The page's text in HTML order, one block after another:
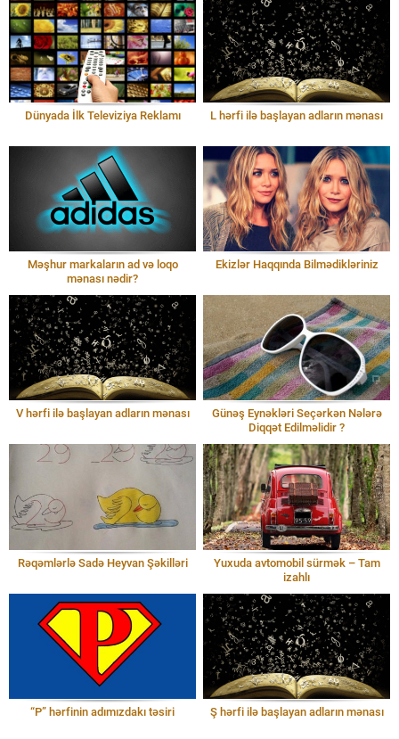
Dünyada İlk Televiziya Reklamı L hərfi ilə başlayan adların mənası
Məşhur markaların ad və loqo
mənası nədir?
Ekizlər Haqqında Bilmədikləriniz
V hərfi ilə başlayan adların mənası
Günəş Eynəkləri Seçərkən Nələrə
Diqqət Edilməlidir ?
Rəqəmlərlə Sadə Heyvan Şəkilləri
Yuxuda avtomobil sürmək – Tam
izahlı
“P” hərfinin adımızdakı təsiri Ş hərfi ilə başlayan adların mənası